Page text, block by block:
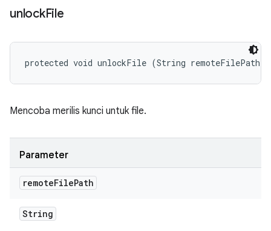
unlockFile
protected void unlockFile (String remoteFilePath)
Mencoba merilis kunci untuk file.
Parameter
remoteFilePath
String